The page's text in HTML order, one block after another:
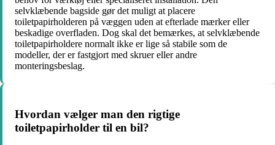
selvklæbende bagside gør det muligt at placere
toiletpapirholderen på væggen uden at efterlade mærker eller
beskadige overfladen. Dog skal det bemærkes, at selvklæbende
toiletpapirholdere normalt ikke er lige så stabile som de
modeller, der er fastgjort med skruer eller andre
monteringsbeslag.
Hvordan vælger man den rigtige
toiletpapirholder til en bil?